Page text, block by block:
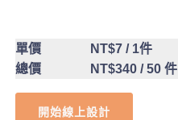
單價 NT$7/ 1件
總價
NT$340/ 50 件
開始線上設計